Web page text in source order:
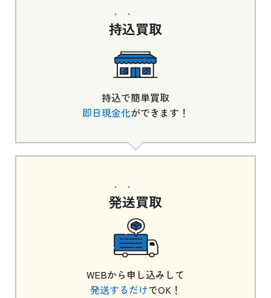
持込買取
持込で簡単買取
即日現金化ができます！
発送買取
WEBから申し込みして
発送するだけでOK！